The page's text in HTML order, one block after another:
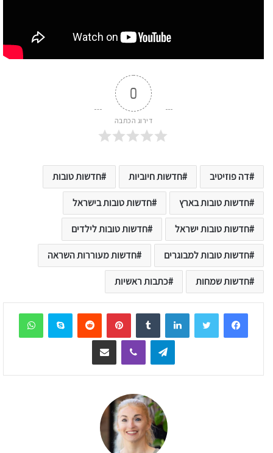
0
דירוג הכתבה
דה פוזיטיב חדשות חיוביות חדשות טובות
חדשות טובות בארץ חדשות טובות בישראל
חדשות טובות ישראל חדשות טובות לילדים
חדשות טובות למבוגרים חדשות מעוררות השראה
חדשות שמחות כתבות ראשיות
LinkedIn
Tumblr
Pinterest
Reddit
Skype
Telegram
Viber שיתוף דרך המייל